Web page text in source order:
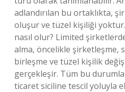
adlandırılan bu ortaklıkta,
oluşur ve tüzel kişiliği
nasıl olur? Limited
alma, öncelikle şirketleşme,
birleşme ve tüzel kişilik
gerçekleşir. Tüm bu
ticaret siciline tescil yoluyla